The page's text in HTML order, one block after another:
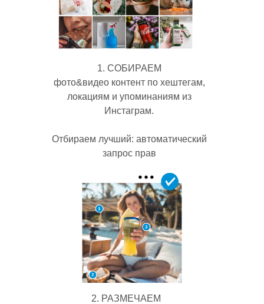
1. СОБИРАЕМ
фото&видео контент по хештегам,
локациям и упоминаниям из
Инстаграм.
Отбираем лучший: автоматический
запрос прав
2. РАЗМЕЧАЕМ